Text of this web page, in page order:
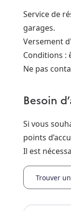
Service de
garages.
Versement
Conditions :
Ne pas
Besoin
Si vous
points
Il est
Trouver